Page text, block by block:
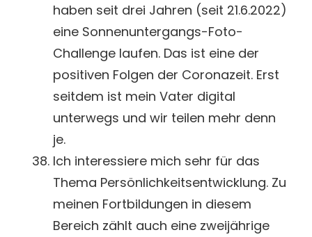
haben seit drei Jahren (seit 21.6.2022)
eine Sonnenuntergangs-Foto-
Challenge laufen. Das ist eine der
positiven Folgen der Coronazeit. Erst
seitdem ist mein Vater digital
unterwegs und wir teilen mehr denn
je.
Ich interessiere mich sehr für das
Thema Persönlichkeitsentwicklung. Zu
meinen Fortbildungen in diesem
Bereich zählt auch eine zweijährige